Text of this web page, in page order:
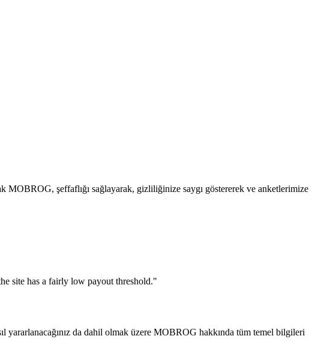
şeffaflığı sağlayarak, gizliliğinize saygı göstererek ve anketlerimize
site has a fairly low payout threshold."
yararlanacağınız da dahil olmak üzere MOBROG hakkında tüm temel bilgileri